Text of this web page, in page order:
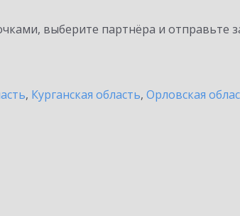
выберите партнёра и отправьте
, Курганская область, Орловская